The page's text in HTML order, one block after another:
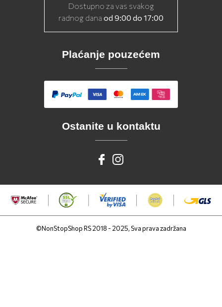
Dostupno za vas svakog
radnog dana od 9:00 do 17:00
Plaćanje pouzećem
Ostanite u kontaktu
©NonStopShop RS 2018 - 2025, Sva prava zadržana